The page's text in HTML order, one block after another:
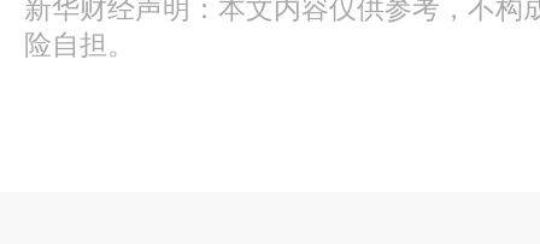
新华财经声明：本文内容仅供参考，不构
险自担。